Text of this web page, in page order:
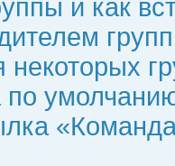
и как
некоторых
по